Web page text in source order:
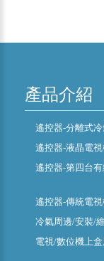
產品介紹
遙控器-分離式
遙控器-液晶電
遙控器-第四台
遙控器-傳統電
冷氣周邊/安裝/
電視/數位機上盒